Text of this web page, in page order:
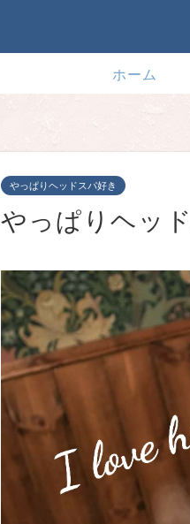
ホーム
やっぱりヘッドスパ好き
やっぱりヘッ